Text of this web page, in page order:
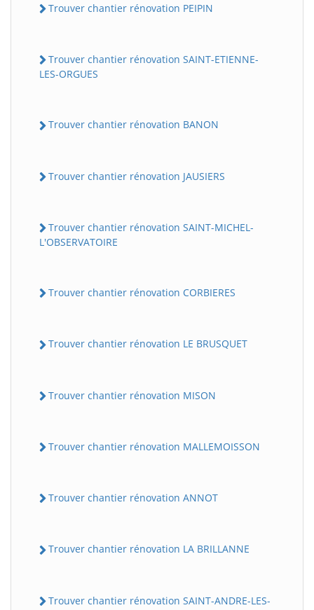
Trouver chantier rénovation PEIPIN
Trouver chantier rénovation SAINT-ETIENNE-
LES-ORGUES
Trouver chantier rénovation BANON
Trouver chantier rénovation JAUSIERS
Trouver chantier rénovation SAINT-MICHEL-
L'OBSERVATOIRE
Trouver chantier rénovation CORBIERES
Trouver chantier rénovation LE BRUSQUET
Trouver chantier rénovation MISON
Trouver chantier rénovation MALLEMOISSON
Trouver chantier rénovation ANNOT
Trouver chantier rénovation LA BRILLANNE
Trouver chantier rénovation SAINT-ANDRE-LES-